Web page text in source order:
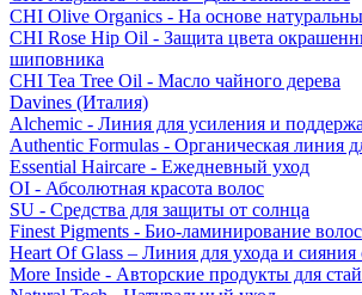
CHI Olive Organics - На основе
CHI Rose Hip Oil - Защита цвета
шиповника
CHI Tea Tree Oil - Масло чайного дерева
Davines (Италия)
Alchemic - Линия для усиления и
Authentic Formulas - Органическая линия
Essential Haircare - Eжедневный уход
OI - Абсолютная красота волос
SU - Средства для защиты от солнца
Finest Pigments - Био-ламинирование волос
Heart Of Glass – Линия для ухода и сияния
More Inside - Авторские продукты для